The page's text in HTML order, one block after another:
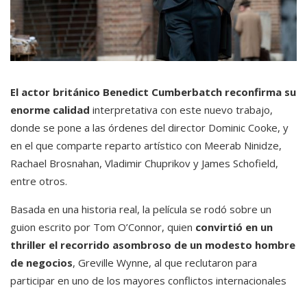
El actor británico Benedict Cumberbatch reconfirma su
enorme calidad interpretativa con este nuevo trabajo,
donde se pone a las órdenes del director Dominic Cooke, y
en el que comparte reparto artístico con Meerab Ninidze,
Rachael Brosnahan, Vladimir Chuprikov y James Schofield,
entre otros.
Basada en una historia real, la película se rodó sobre un
guion escrito por Tom O’Connor, quien convirtió en un
thriller el recorrido asombroso de un modesto hombre
de negocios, Greville Wynne, al que reclutaron para
participar en uno de los mayores conflictos internacionales